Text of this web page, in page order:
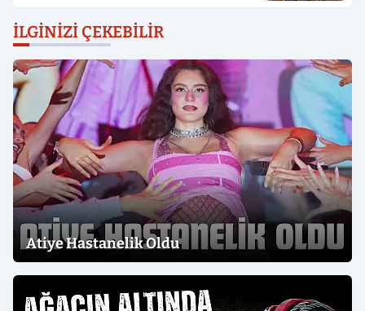
İLGINIZI ÇEKEBILIR
Atiye Hastanelik Oldu